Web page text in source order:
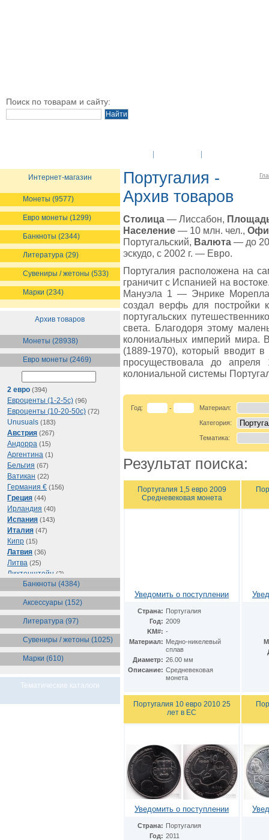
Поиск по товарам и сайту:
Интернет-магазин
Монеты (9577)
Евро монеты (1299)
Банкноты (2344)
Литература (29)
Сувениры / жетоны (533)
Марки (234)
Архив товаров
Монеты (28938)
Евро монеты (2469)
2 евро (394)
Евроценты (1-2-5с) (96)
Евроценты (10-20-50с) (72)
Unusuals (183)
Австрия (267)
Андорра (15)
Аргентина (1)
Бельгия (67)
Ватикан (22)
Германия € (156)
Греция (44)
Ирландия (40)
Испания (143)
Италия (47)
Кипр (15)
Латвия (36)
Литва (25)
Лихтенштейн (2)
Люксембург(35)
Мальта(29)
Монако(20)
Нидерланды(80)
Норвегия(3)
Португалия(95)
Сан-Марино(70)
Словакия(51)
Финляндия
Хорватия(2)
Банкноты (4384)
Аксессуары (152)
Литература (97)
Сувениры / жетоны (1025)
Марки (610)
Тематические каталоги
Португалия -
Архив товаров
Столица — Лиссабон,
Население — 10 млн. чел.,
Португальский, Валюта — до
эскудо, с 2002 г. — Евро.
Португалия расположена на
граничит с Испанией на
Мануэла 1 — Энрике
создал верфь для постройки
португальских
света. Благодоря этому
колониальных империй мира.
(1889-1970), который вводит
просуществовала до
колониальной системы
Год: - Материал:
Категория:
Тематика:
Результат поиска:
Португалия 1,5 евро 2009
Средневековая монета
Уведомить о поступлении
Страна: Португалия
Год: 2009
KM#: -
Материал: Медно-никелевый
сплав
Диаметр: 26.00 мм
Описание: Средневековая
монета
Португалия 10 евро 2010 25
лет в ЕС
Уведомить о поступлении
Страна: Португалия
Год: 2011